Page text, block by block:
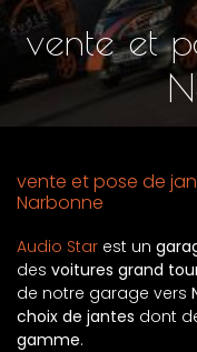
vente et
vente et pose de
Narbonne
Audio Star est un
des voitures grand
de notre garage vers
choix de jantes dont
gamme.